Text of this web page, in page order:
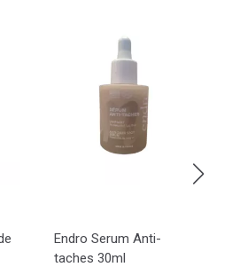
Endro Serum Anti-
taches 30ml